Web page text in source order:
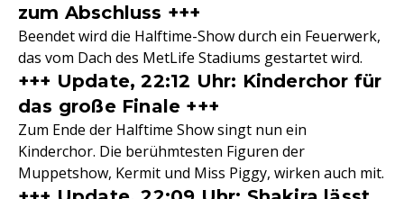
zum Abschluss +++
Beendet wird die Halftime-Show durch ein Feuerwerk,
das vom Dach des MetLife Stadiums gestartet wird.
+++ Update, 22:12 Uhr: Kinderchor für
das große Finale +++
Zum Ende der Halftime Show singt nun ein
Kinderchor. Die berühmtesten Figuren der
Muppetshow, Kermit und Miss Piggy, wirken auch mit.